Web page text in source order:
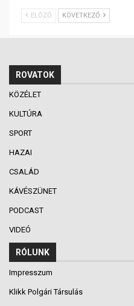
ELŐZŐ KÖVETKEZŐ
ROVATOK
KÖZÉLET
KULTÚRA
SPORT
HAZAI
CSALÁD
KÁVÉSZÜNET
PODCAST
VIDEÓ
RÓLUNK
Impresszum
Klikk Polgári Társulás